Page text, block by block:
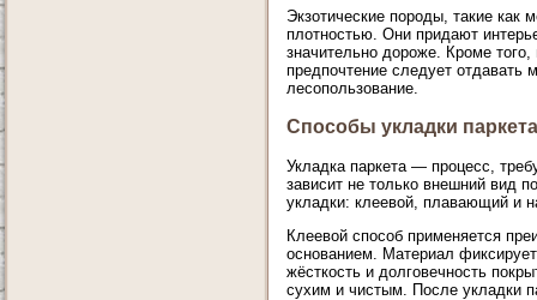
Экзотические породы, такие
плотностью. Они придают
значительно дороже. Кроме
предпочтение следует
лесопользование.
Способы укладки
Укладка паркета — процесс,
зависит не только внешний вид
укладки: клеевой, плавающий и
Клеевой способ применяется
основанием. Материал
жёсткость и долговечность
сухим и чистым. После укладки